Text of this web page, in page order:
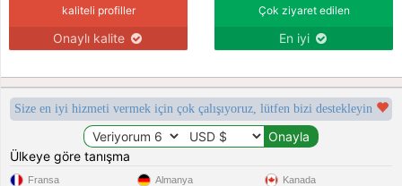
kaliteli profiller
Onaylı kalite
Çok ziyaret edilen
En iyi
Size en iyi hizmeti vermek için çok çalışıyoruz, lütfen bizi destekleyin
Ülkeye göre tanışma
Fransa Almanya Kanada